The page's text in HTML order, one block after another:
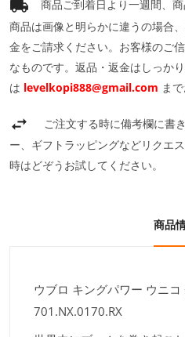
商品ご到着日より一週間、
商品は画像と明らかに違うの場合
金をご請求ください。お客様のご
なものです。返品・返金はしっか
は levelkopi888@gmail.com ま
ご注文する時に備考欄に書
ー、ギフトラッピングなどリクエ
時はどぞうお試してください。
商品
ウブロ キングパワー ウニコ
701.NX.0170.RX